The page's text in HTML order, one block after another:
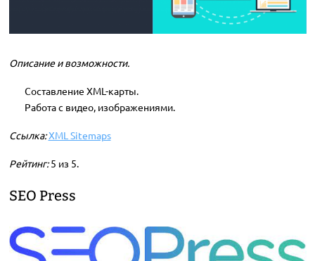
Описание и возможности.
Составление XML-карты.
Работа с видео, изображениями.
Ссылка:XML Sitemaps
Рейтинг:5 из 5.
SEO Press